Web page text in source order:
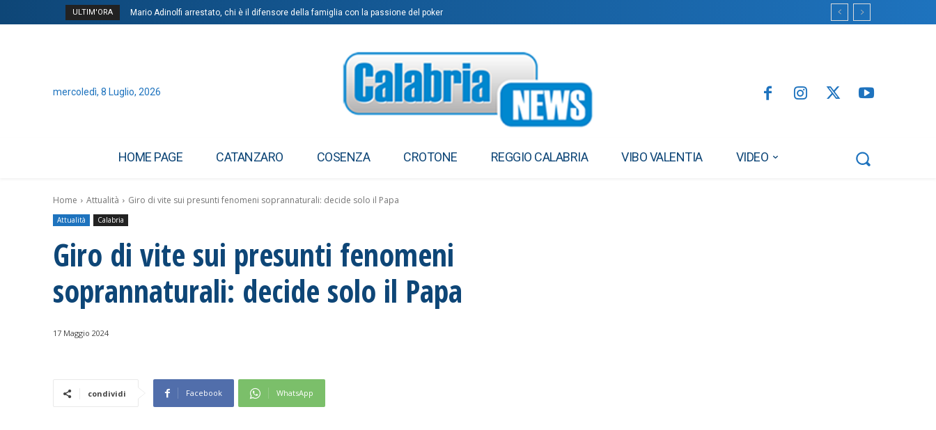
ULTIM'ORA Mario Adinolfi arrestato, chi è il difensore della famiglia con la passione del poker
Sanità: “Dentisti a 50mila euro lordi l’anno, leasing e concorrenza mettono in crisi gli studi”
mercoledì, 8 Luglio, 2026
HOME PAGE CATANZARO COSENZA CROTONE REGGIO CALABRIA VIBO VALENTIA VIDEO
Home Attualità Giro di vite sui presunti fenomeni soprannaturali: decide solo il Papa
Attualità Calabria
Giro di vite sui presunti fenomeni
soprannaturali: decide solo il Papa
17 Maggio 2024
condividi Facebook WhatsApp